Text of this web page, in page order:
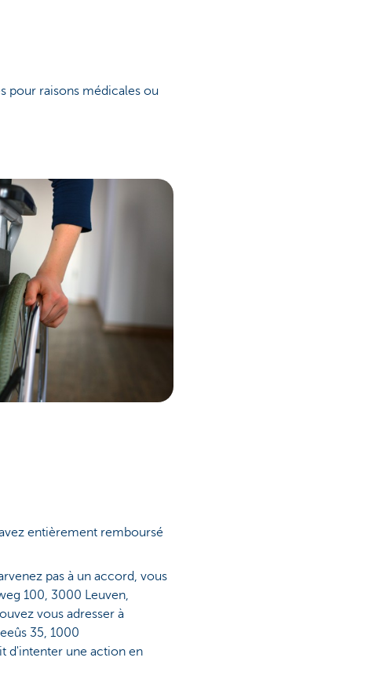
pour raisons médicales ou
entièrement remboursé
pas à un accord, vous
100, 3000 Leuven,
vous adresser à
35, 1000
d'intenter une action en